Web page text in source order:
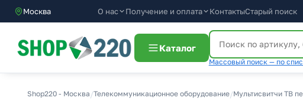
Москва О нас Получение и оплата КонтактыСтарый поиск
Каталог
Массовый поиск — по
Shop220 - Москва /Телекоммуникационное оборудование/Мультисвитчи ТВ